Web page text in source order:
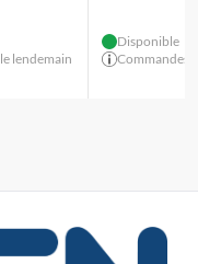
lendemain
Disponible
Commandes